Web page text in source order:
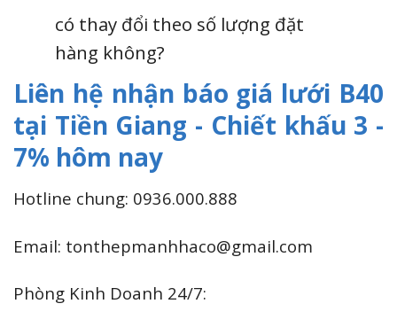
có thay đổi theo số lượng đặt
hàng không?
Liên hệ nhận báo giá lưới B40
tại Tiền Giang - Chiết khấu 3 -
7% hôm nay
Hotline chung: 0936.000.888
Email: tonthepmanhhaco@gmail.com
Phòng Kinh Doanh 24/7: